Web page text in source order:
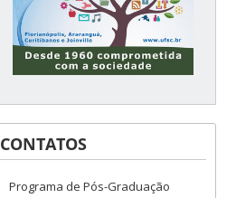
CONTATOS
Programa de Pós-Graduação